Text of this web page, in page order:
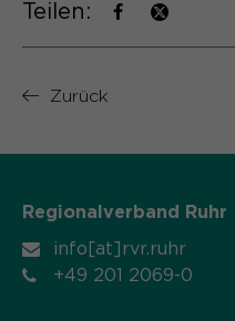
Teilen:
Zurück
Regionalverband Ruhr
info[at]rvr.ruhr
+49 201 2069-0